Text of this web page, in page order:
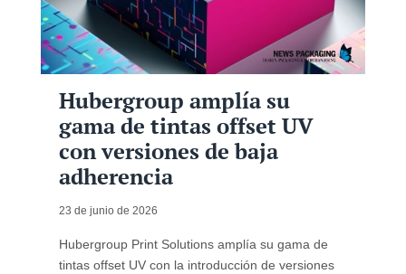
Hubergroup amplía su
gama de tintas offset UV
con versiones de baja
adherencia
23 de junio de 2026
Hubergroup Print Solutions amplía su gama de
tintas offset UV con la introducción de versiones